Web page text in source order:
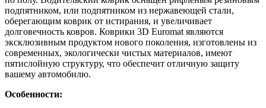
подпятником, или подпятником из нержавеющей стали,
оберегающим коврик от истирания, и увеличивает
долговечность ковров. Коврики 3D Euromat являются
эксклюзивным продуктом нового поколения, изготовлены из
современных, экологически чистых материалов, имеют
пятислойную структуру, что обеспечит отличную защиту
вашему автомобилю.
Особенности: